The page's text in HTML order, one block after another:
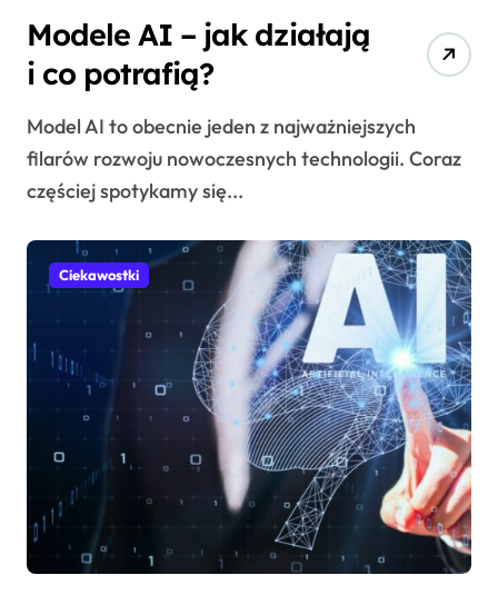
Modele AI – jak działają
i co potrafią?
Model AI to obecnie jeden z najważniejszych
filarów rozwoju nowoczesnych technologii. Coraz
częściej spotykamy się...
Ciekawostki